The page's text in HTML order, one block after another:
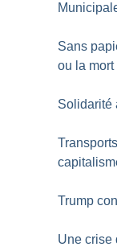
Sans
ou la mort
Solidarité
Trump
Une crise